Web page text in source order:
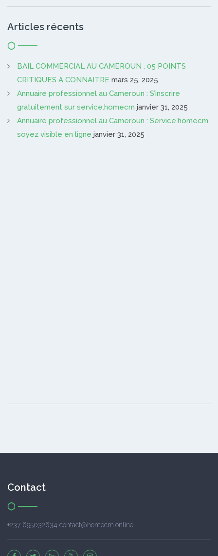
Articles récents
BAIL COMMERCIAL AU CAMEROUN : 05 POINTS
CRITIQUES A CONNAITRE mars 25, 2025
Annuaire professionnel au Cameroun : S’inscrire
gratuitement sur service.homecm janvier 31, 2025
Annuaire professionnel au Cameroun : Service.homecm,
soyez visible en ligne janvier 31, 2025
Contact
+237 695032634 contact@homecm.online